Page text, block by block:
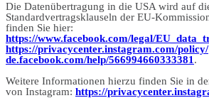
Die Datenübertragung in die USA wird auf
Standardvertragsklauseln der EU-
finden Sie hier:
https://www.facebook.com/legal/
https://privacycenter.instagram.com/policy/
de.facebook.com/help/566994660333381 .
Weitere Informationen hierzu finden Sie in
von Instagram: https://